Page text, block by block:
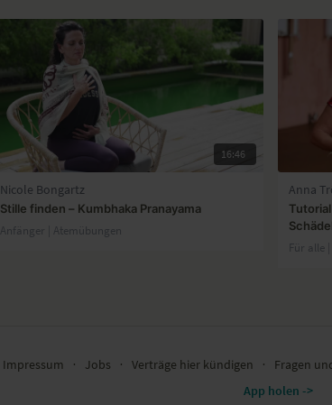
16:46
Nicole Bongartz
Stille finden – Kumbhaka Pranayama
Anfänger | Atemübungen
Anna
Für alle
Impressum ∙ Jobs ∙ Verträge hier kündigen ∙ Fragen
App holen ->